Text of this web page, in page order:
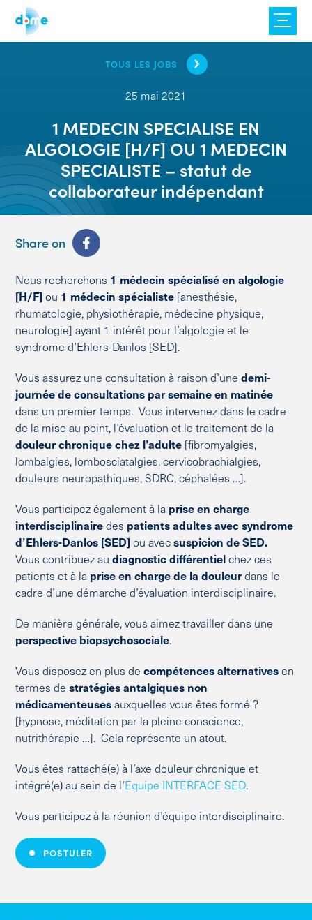
content
TOUS LES JOBS
25 mai 2021
1 MEDECIN SPECIALISE EN
ALGOLOGIE [H/F] OU 1 MEDECIN
SPECIALISTE – statut de
collaborateur indépendant
Share on
Nous recherchons 1 médecin spécialisé en algologie
[H/F]ou 1 médecin spécialiste [anesthésie,
rhumatologie, physiothérapie, médecine physique,
neurologie] ayant 1 intérêt pour l’algologie et le
syndrome d’Ehlers-Danlos [SED].
Vous assurez une consultation à raison d’unedemi-
journée de consultations par semaine en matinée
dans un premier temps. Vous intervenez dans le cadre
de la mise au point, l’évaluation et le traitement de la
douleur chronique chez l’adulte [fibromyalgies,
lombalgies, lombosciatalgies, cervicobrachialgies,
douleurs neuropathiques, SDRC, céphalées …].
Vous participez également à la prise en charge
interdisciplinairedes patients adultes avec syndrome
d’Ehlers-Danlos [SED]ou avecsuspicion de SED.
Vous contribuez audiagnostic différentielchez ces
patients et à la prise en charge de la douleurdans le
cadre d’une démarche d’évaluation interdisciplinaire.
De manière générale, vous aimez travailler dans une
perspective biopsychosociale.
Vous disposez en plus decompétences alternativesen
termes destratégies antalgiques non
médicamenteusesauxquelles vous êtes formé ?
[hypnose, méditation par la pleine conscience,
nutrithérapie …]. Cela représente un atout.
Vous êtes rattaché(e) à l’axe douleur chronique et
intégré(e) au sein de l’Equipe INTERFACE SED.
Vous participez à la réunion d’équipe interdisciplinaire.
POSTULER